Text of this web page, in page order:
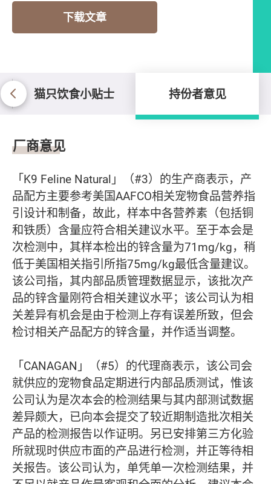
下载文章
猫只饮食小贴士 持份者意见
厂商意见
「K9 Feline Natural」（#3）的生产商表示，产
品配方主要参考美国AAFCO相关宠物食品营养指
引设计和制备，故此，样本中各营养素（包括铜
和铁质）含量应符合相关建议水平。至于本会是
次检测中，其样本检出的锌含量为71mg/kg，稍
低于美国相关指引所指75mg/kg最低含量建议。
该公司指，其内部品质管理数据显示，该批次产
品的锌含量刚符合相关建议水平；该公司认为相
关差异有机会是由于检测上存有误差所致，但会
检讨相关产品配方的锌含量，并作适当调整。
「CANAGAN」（#5）的代理商表示，该公司会
就供应的宠物食品定期进行内部品质测试，惟该
公司认为是次本会的检测结果与其内部测试数据
差异颇大，已向本会提交了较近期制造批次相关
产品的检测报告以作证明。另已安排第三方化验
所就现时供应市面的产品进行检测，并正等待相
关报告。该公司认为，单凭单一次检测结果，并